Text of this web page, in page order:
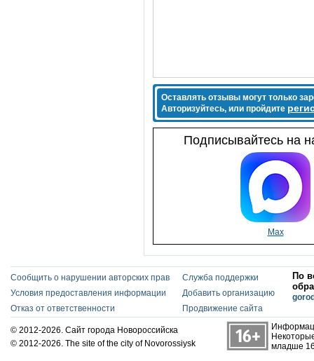
Оставлять отзывы могут только
Авторизуйтесь, или пройдите
Подписывайтесь на
Max
Сообщить о нарушении авторских прав
Условия предоставления информации
Отказ от ответственности
Служба поддержки
Добавить организацию
Продвижение сайта
По
© 2012-2026. Сайт города Новороссийска
© 2012-2026. The site of the city of Novorossiysk
младше